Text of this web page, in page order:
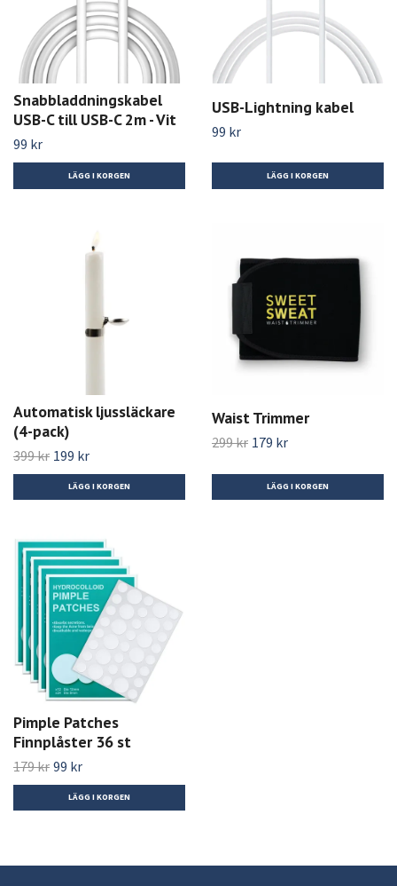
Snabbladdningskabel
USB-C till USB-C 2m - Vit
99 kr
USB-Lightning kabel
99 kr
Automatisk ljussläckare
(4-pack)
399 kr 199 kr
LÄGG I KORGEN
Waist Trimmer
299 kr 179 kr
LÄGG I KORGEN
Pimple Patches
Finnplåster 36 st
179 kr 99 kr
LÄGG I KORGEN